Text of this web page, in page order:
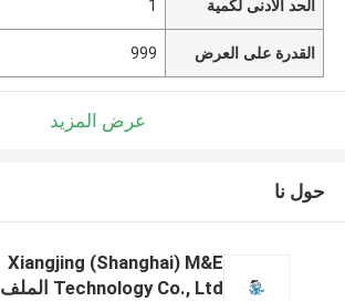
الحد الأدنى لكمية 1
القدرة على العرض 999
عرض المزيد
حول نا
Xiangjing (Shanghai) M&E
Technology Co., Ltd الملف